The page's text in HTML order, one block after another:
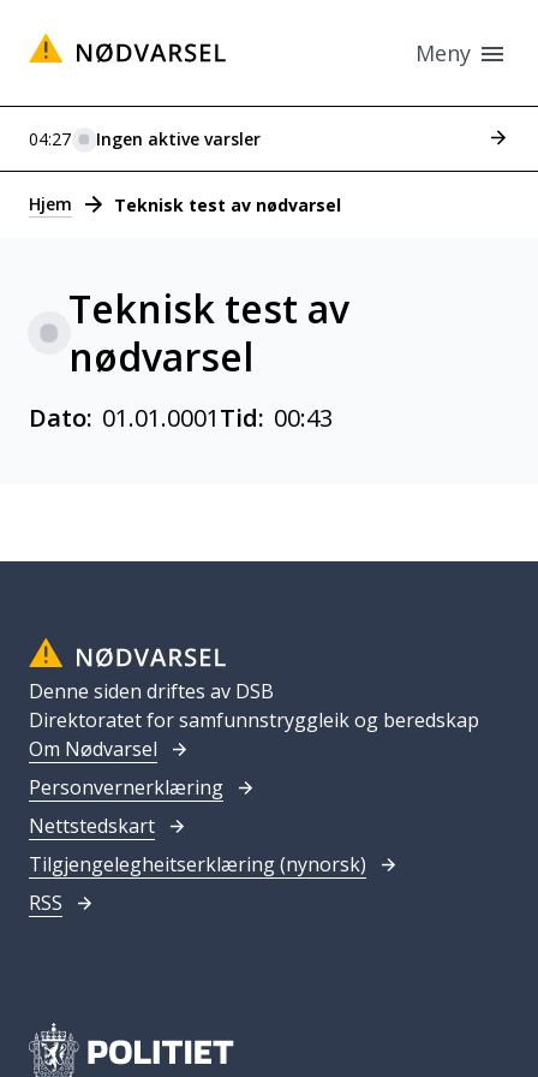
Meny
Varsler
04:27 Ingen aktive varsler Se
Hjem Teknisk test av nødvarsel
Teknisk test av
nødvarsel
Dato: 01.01.0001Tid: 00:43
Denne siden driftes av DSB
Direktoratet for samfunnstryggleik og beredskap
Om Nødvarsel
Personvernerklæring
Nettstedskart
Tilgjengelegheitserklæring (nynorsk)
RSS